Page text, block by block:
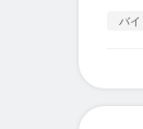
バイ